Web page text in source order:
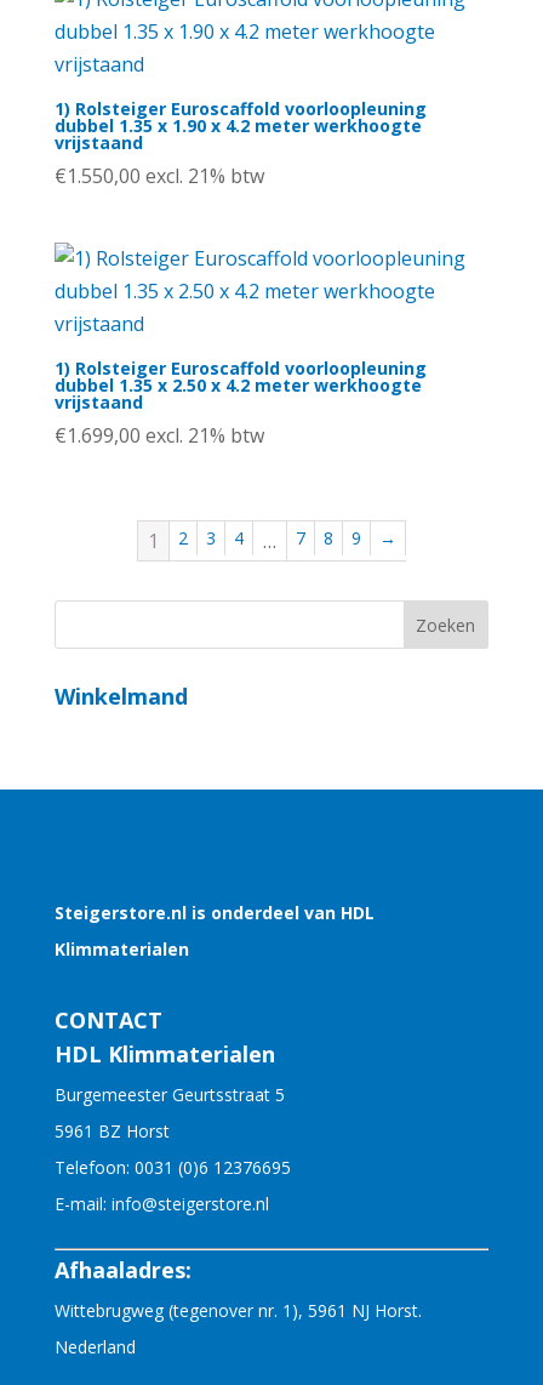
1) Rolsteiger Euroscaffold voorloopleuning
dubbel 1.35 x 1.90 x 4.2 meter werkhoogte
vrijstaand
€1.550,00 excl. 21% btw
1) Rolsteiger Euroscaffold voorloopleuning
dubbel 1.35 x 2.50 x 4.2 meter werkhoogte
vrijstaand
€1.699,00 excl. 21% btw
1 2 3 4 … 7 8 9 →
Winkelmand
Steigerstore.nl is onderdeel van HDL
Klimmaterialen
CONTACT
HDL Klimmaterialen
Burgemeester Geurtsstraat 5
5961 BZ Horst
Telefoon: 0031 (0)6 12376695
E-mail: info@steigerstore.nl
Afhaaladres:
Wittebrugweg (tegenover nr. 1), 5961 NJ Horst.
Nederland